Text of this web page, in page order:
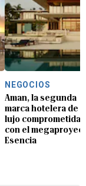
NEGOCIOS
Aman, la segunda
marca hotelera de
lujo comprometida
con el
Esencia